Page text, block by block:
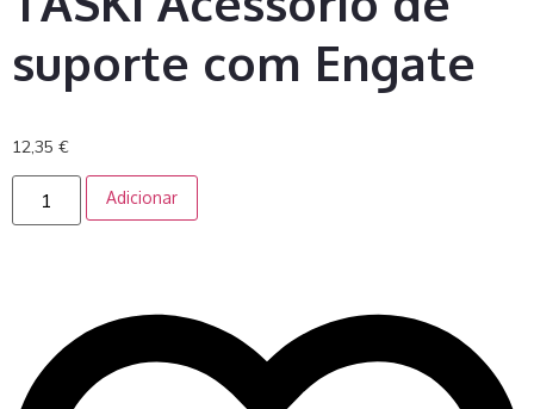
suporte com Engate
12,35 €
Adicionar